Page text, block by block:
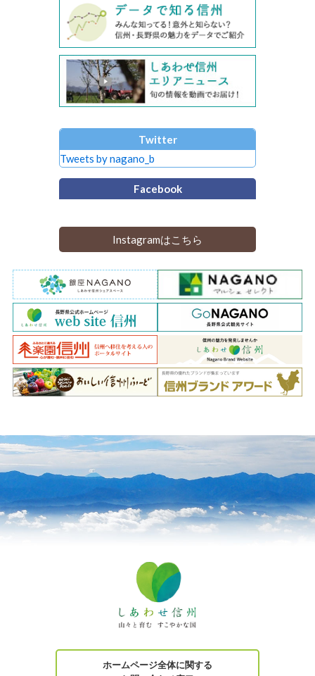
Twitter
Tweets by nagano_b
Facebook
Instagramはこちら
ホームページ全体に関する